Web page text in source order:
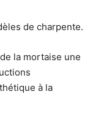
de charpente.
la mortaise une
à la